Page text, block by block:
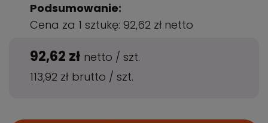
Podsumowanie:
Cena za 1 sztukę: 92,62 zł netto
92,62 zł netto / szt.
113,92 zł brutto / szt.